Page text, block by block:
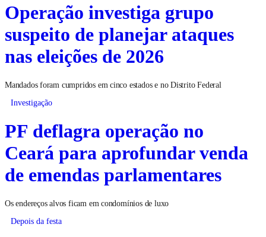
Operação investiga grupo
suspeito de planejar ataques
nas eleições de 2026
Mandados foram cumpridos em cinco estados e no Distrito Federal
Investigação
PF deflagra operação no
Ceará para aprofundar venda
de emendas parlamentares
Os endereços alvos ficam em condomínios de luxo
Depois da festa